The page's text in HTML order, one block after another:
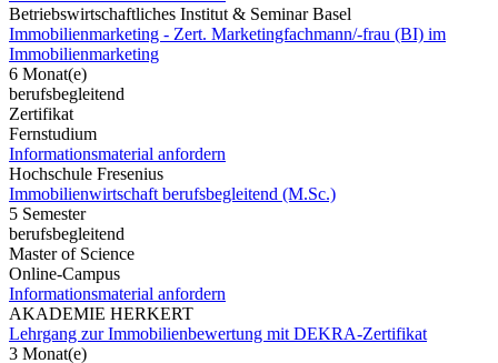
Betriebswirtschaftliches Institut & Seminar Basel
Immobilienmarketing - Zert. Marketingfachmann/-frau (BI) im
Immobilienmarketing
6 Monat(e)
berufsbegleitend
Zertifikat
Fernstudium
Informationsmaterial anfordern
Hochschule Fresenius
Immobilienwirtschaft berufsbegleitend (M.Sc.)
5 Semester
berufsbegleitend
Master of Science
Online-Campus
Informationsmaterial anfordern
AKADEMIE HERKERT
Lehrgang zur Immobilienbewertung mit DEKRA-Zertifikat
3 Monat(e)